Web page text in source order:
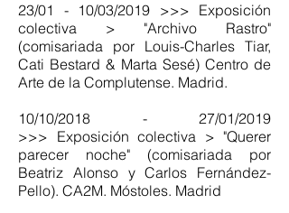
23/01 - 10/03/2019 >>> Exposición
colectiva > "Archivo Rastro"
(comisariada por Louis-Charles Tiar,
Cati Bestard & Marta Sesé) Centro de
Arte de la Complutense. Madrid.
10/10/2018 - 27/01/2019
>>> Exposición colectiva > "Querer
parecer noche" (comisariada por
Beatriz Alonso y Carlos Fernández-
Pello). CA2M. Móstoles. Madrid